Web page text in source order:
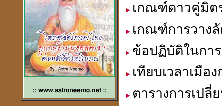
วัตุถุมงคล
เสริมดวง แก้ชง
สะเดาะเคาะห์ ต่อชะตา
ดวงจีนและฮวงจุ้ย
เกณฑ์ดาวคู่มิต
เกณฑ์การวาง
ข้อปฏิบัติในกา
เทียบเวลาเมือ
ตารางการเปลี่